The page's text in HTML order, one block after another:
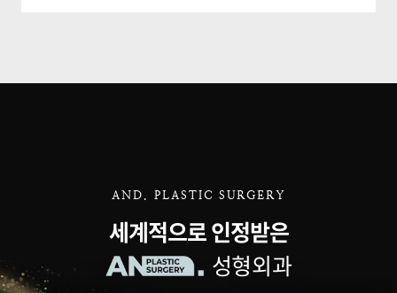
AND. PLASTIC SURGERY
세계적으로 인정받은
성형외과